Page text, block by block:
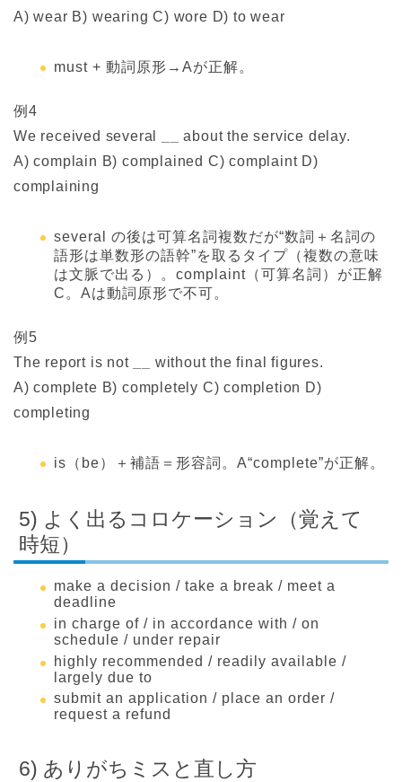
A) wear B) wearing C) wore D) to wear
must + 動詞原形→Aが正解。
例4
We received several
about the service delay.
A) complain B) complained C) complaint D)
complaining
several の後は可算名詞複数だが“数詞＋名詞の
語形は単数形の語幹”を取るタイプ（複数の意味
は文脈で出る）。complaint（可算名詞）が正解
C。Aは動詞原形で不可。
例5
The report is not
without the final figures.
A) complete B) completely C) completion D)
completing
is（be）＋補語＝形容詞。A“complete”が正解。
5) よく出るコロケーション（覚えて
時短）
make a decision / take a break / meet a
deadline
in charge of / in accordance with / on
schedule / under repair
highly recommended / readily available /
largely due to
submit an application / place an order /
request a refund
6) ありがちミスと直し方